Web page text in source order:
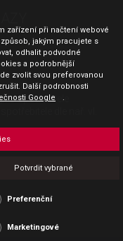
spotřebitele
zařízení při načtení webové
jakým pracujete s
odhalit podvodné
a podrobnější
zvolit svou preferovanou
Další podrobnosti
Google .
Potvrdit vybrané
Preferenční
Marketingové